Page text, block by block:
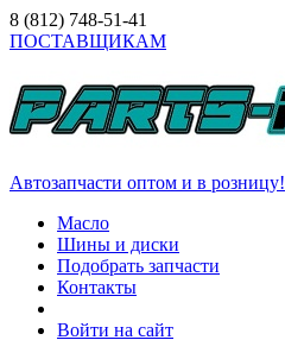
8 (812) 748-51-41
ПОСТАВЩИКАМ
Автозапчасти оптом и в розницу!
Масло
Шины и диски
Подобрать запчасти
Контакты
Войти на сайт